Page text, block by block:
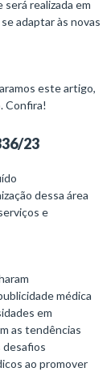
será realizada em
adaptar às novas
este artigo,
Confira!
23
dessa área
e
médica
em
as tendências
desafios
ao promover